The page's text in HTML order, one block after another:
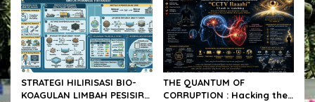
BAJO.
STRATEGI HILIRISASI BIO-
KOAGULAN LIMBAH PESISIR
THE QUANTUM OF
CORRUPTION : Hacking the